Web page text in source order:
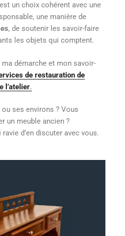
un choix cohérent avec une
une manière de
, de soutenir les savoir-faire
les objets qui comptent.
démarche et mon savoir-
de restauration de
l’atelier.
ses environs ? Vous
un meuble ancien ?
ravie d’en discuter avec vous.